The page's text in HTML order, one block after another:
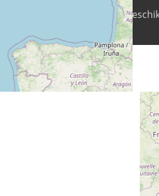
. Alle inhoud is